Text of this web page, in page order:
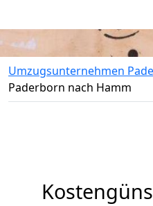
Umzugsunternehmen
Paderborn nach Hamm